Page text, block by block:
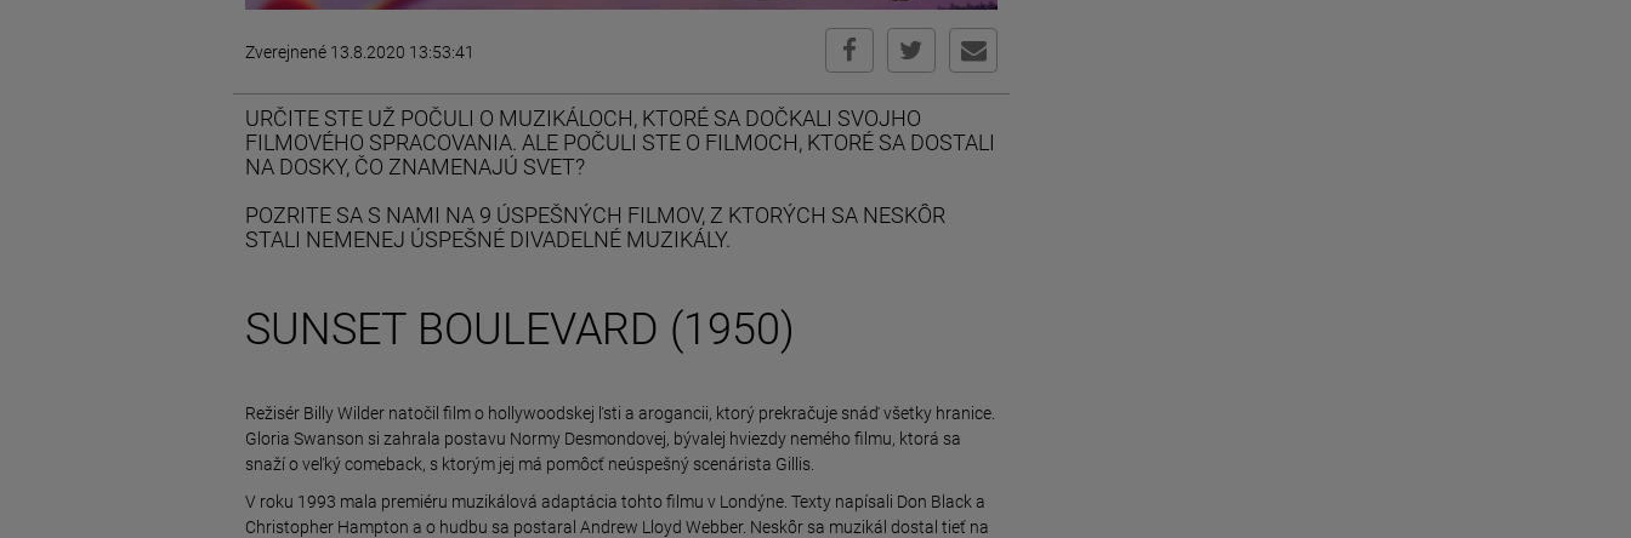
Zverejnené 13.8.2020 13:53:41
URČITE STE UŽ POČULI O MUZIKÁLOCH, KTORÉ SA DOČKALI SVOJHO
FILMOVÉHO SPRACOVANIA. ALE POČULI STE O FILMOCH, KTORÉ SA DOSTALI
NA DOSKY, ČO ZNAMENAJÚ SVET?
POZRITE SA S NAMI NA 9 ÚSPEŠNÝCH FILMOV, Z KTORÝCH SA NESKÔR
STALI NEMENEJ ÚSPEŠNÉ DIVADELNÉ MUZIKÁLY.
SUNSET BOULEVARD (1950)
Režisér Billy Wilder natočil film o hollywoodskej ľsti a arogancii, ktorý prekračuje snáď všetky hranice.
Gloria Swanson si zahrala postavu Normy Desmondovej, bývalej hviezdy nemého filmu, ktorá sa
snaží o veľký comeback, s ktorým jej má pomôcť neúspešný scenárista Gillis.
V roku 1993 mala premiéru muzikálová adaptácia tohto filmu v Londýne. Texty napísali Don Black a
Christopher Hampton a o hudbu sa postaral Andrew Lloyd Webber. Neskôr sa muzikál dostal tieť na